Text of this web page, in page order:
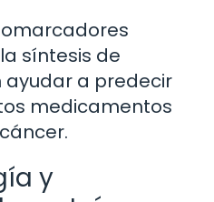
síntesis de
a predecir
medicamentos
y